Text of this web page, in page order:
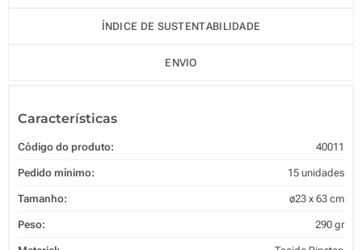
ÍNDICE DE SUSTENTABILIDADE
ENVIO
Características
Código do produto: 40011
Pedido mínimo: 15 unidades
Tamanho: ø23 x 63 cm
Peso: 290 gr